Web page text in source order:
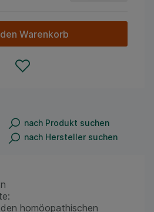
Warenkorb
nach Produkt suchen
nach Hersteller suchen
homöopathischen